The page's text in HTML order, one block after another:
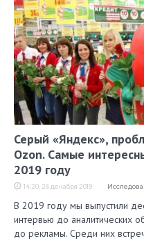
Серый «Яндекс»,
Ozon. Самые
2019 году
14:20, 26 декабря 2019
В 2019 году мы выпустили
интервью до аналитических
до рекламы. Среди них